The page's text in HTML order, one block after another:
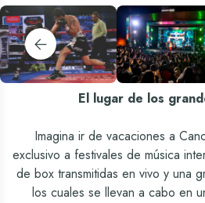
El lugar de los
Imagina ir de vacaciones a
exclusivo a festivales de música
de box transmitidas en vivo y una
los cuales se llevan a cabo en